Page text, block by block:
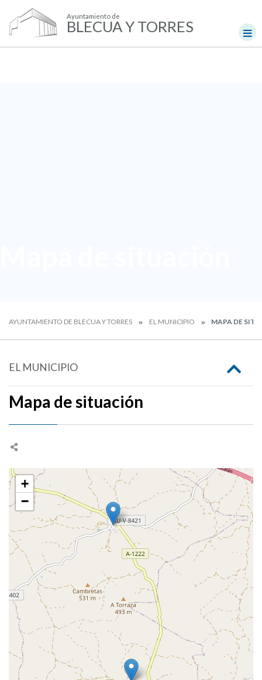
Ayuntamiento de
BLECUA Y TORRES
AYUNTAMIENTO DE BLECUA Y TORRES EL MUNICIPIO MAPA DE
EL MUNICIPIO
Mapa de situación
+
−